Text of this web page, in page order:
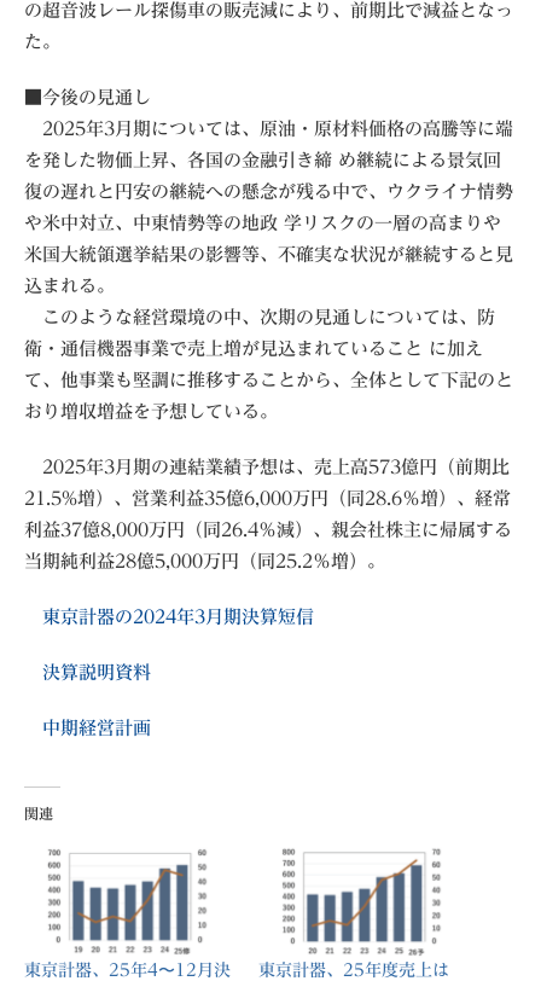
の超音波レール探傷車の販売減により、前期比で減益となっ
た。
■今後の見通し
2025年3月期については、原油・原材料価格の高騰等に端
を発した物価上昇、各国の金融引き締 め継続による景気回
復の遅れと円安の継続への懸念が残る中で、ウクライナ情勢
や米中対立、中東情勢等の地政 学リスクの一層の高まりや
米国大統領選挙結果の影響等、不確実な状況が継続すると見
込まれる。
このような経営環境の中、次期の見通しについては、防
衛・通信機器事業で売上増が見込まれていること に加え
て、他事業も堅調に推移することから、全体として下記のと
おり増収増益を予想している。
2025年3月期の連結業績予想は、売上高573億円（前期比
21.5%増）、営業利益35億6,000万円（同28.6％増）、経常
利益37億8,000万円（同26.4％減）、親会社株主に帰属する
当期純利益28億5,000万円（同25.2％増）。
東京計器の2024年3月期決算短信
決算説明資料
中期経営計画
関連
東京計器、25年4〜12月決
東京計器、25年度売上は